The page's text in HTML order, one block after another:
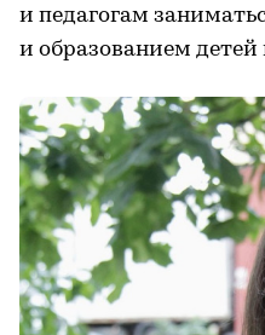
и педагогам
и образованием детей